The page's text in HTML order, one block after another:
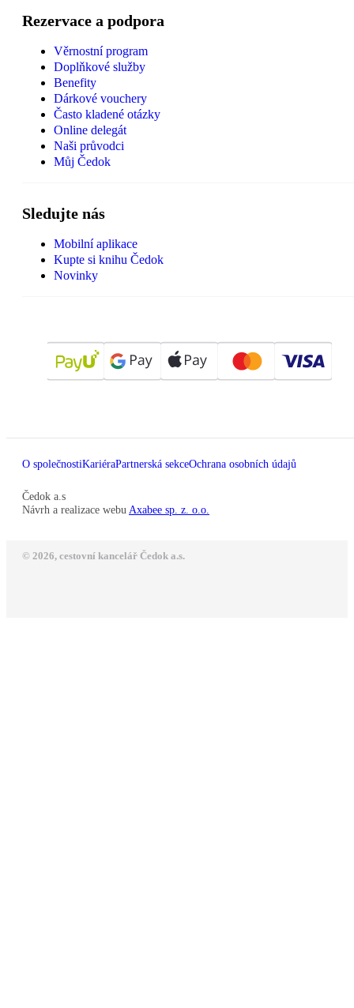
Rezervace a podpora
Věrnostní program
Doplňkové služby
Benefity
Dárkové vouchery
Často kladené otázky
Online delegát
Naši průvodci
Můj Čedok
Sledujte nás
Mobilní aplikace
Kupte si knihu Čedok
Novinky
O společnostiKariéraPartnerská sekceOchrana osobních údajů
Čedok a.s
Návrh a realizace webu Axabee sp. z. o.o.
© 2026, cestovní kancelář Čedok a.s.